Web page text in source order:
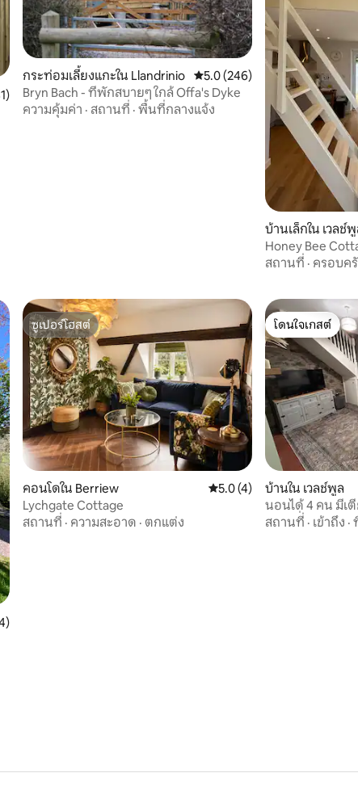
4.99 จาก 5, 181 รีวิว
กระท่อมเลี้ยงแกะใน Llandrinio คะแนนเฉลี่ย 5.0 จาก 5, 246 รีวิว
5.0 (246)
Bryn Bach - ที่พักสบายๆ ใกล้ Offa's Dyke
ความคุ้มค่า · สถานที่ · พื้นที่กลางแจ้ง
บ้านเล็กใน เวลช์
Honey Bee
ติกสำหรับคู่รัก
สถานที่ · ครอบค
ลี่ย 5.0 จาก 5, 24 รีวิว
ซูเปอร์โฮสต์
ซูเปอร์โฮสต์
คอนโดใน Berriew คะแนนเฉลี่ย 5.0 จาก 5, 4 รีวิว
5.0 (4)
Lychgate Cottage
สถานที่ · ความสะอาด · ตกแต่ง
โดนใจเกสต์
โดนใจเกสต์
บ้านใน เวลช์พูล
นอนได้ 4 คน มีเตี
พูล มีที่จอดรถ
สถานที่ · เข้าถึง ·